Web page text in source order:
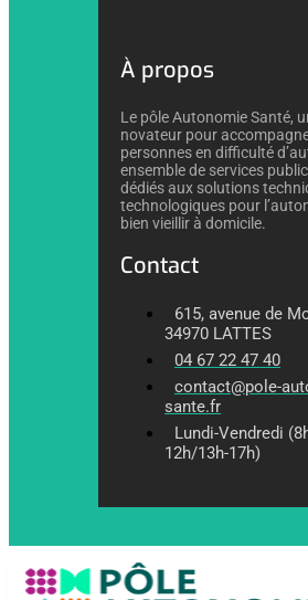
À propos
Le pôle Autonomie Santé,
novateur pour
personnes en difficulté
ensemble de services
dédiés aux solutions
technologiques pour
bien vieillir à domicile.
Contact
615, avenue de
34970 LATTES
04 67 22 47 40
contact@pole-
sante.fr
Lundi-Vendredi
12h/13h-17h)